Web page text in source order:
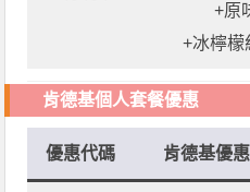
+原
+冰檸檬
肯德基個人套餐優惠
優惠代碼 肯德基優